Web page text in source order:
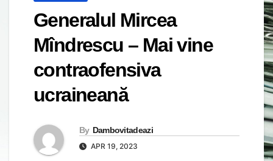
Generalul Mircea
Mîndrescu – Mai vine
contraofensiva
ucraineană
By Dambovitadeazi
APR 19, 2023